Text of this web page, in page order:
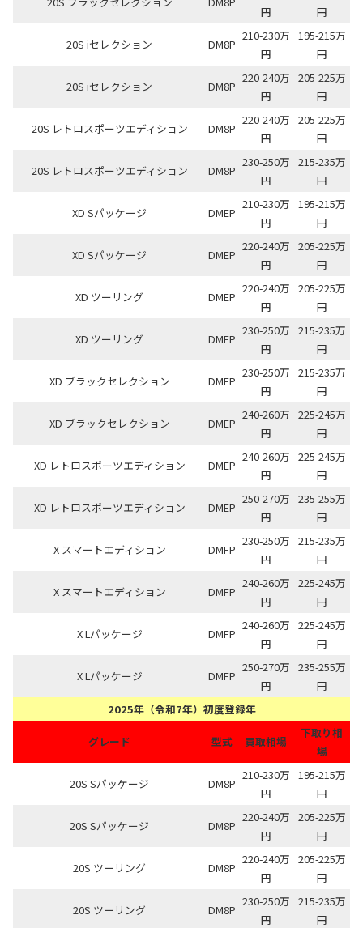
円
円
20S iセレクション DM8P
210-230万
円
195-215万
円
20S iセレクション DM8P
220-240万
円
205-225万
円
20S レトロスポーツエディション DM8P
220-240万
円
205-225万
円
20S レトロスポーツエディション DM8P
230-250万
円
215-235万
円
XD Sパッケージ DMEP
210-230万
円
195-215万
円
XD Sパッケージ DMEP
220-240万
円
205-225万
円
XD ツーリング DMEP
220-240万
円
205-225万
円
XD ツーリング DMEP
230-250万
円
215-235万
円
XD ブラックセレクション DMEP
230-250万
円
215-235万
円
XD ブラックセレクション DMEP
240-260万
円
225-245万
円
XD レトロスポーツエディション DMEP
240-260万
円
225-245万
円
XD レトロスポーツエディション DMEP
250-270万
円
235-255万
円
X スマートエディション DMFP
230-250万
円
215-235万
円
X スマートエディション DMFP
240-260万
円
225-245万
円
X Lパッケージ DMFP
240-260万
円
225-245万
円
X Lパッケージ DMFP
250-270万
円
235-255万
円
2025年（令和7年）初度登録年
グレード 型式 買取相場
下取り相
場
20S Sパッケージ DM8P
210-230万
円
195-215万
円
20S Sパッケージ DM8P
220-240万
円
205-225万
円
20S ツーリング DM8P
220-240万
円
205-225万
円
20S ツーリング DM8P
230-250万
円
215-235万
円